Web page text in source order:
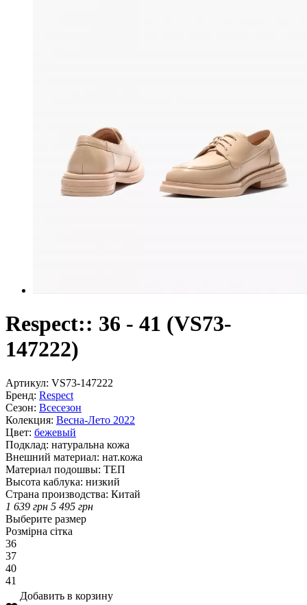
Respect:: 36 - 41 (VS73-
147222)
Артикул: VS73-147222
Бренд: Respect
Сезон: Всесезон
Колекция: Весна-Лето 2022
Цвет: бежевый
Подклад: натуральна кожа
Внешний материал: нат.кожа
Материал подошвы: ТЕП
Высота каблука: низкий
Страна производства: Китай
1 639 грн 5 495 грн
Выберите размер
Розмірна сітка
36
37
40
41
Добавить в корзину